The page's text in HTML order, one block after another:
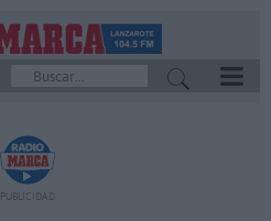
PUBLICIDAD